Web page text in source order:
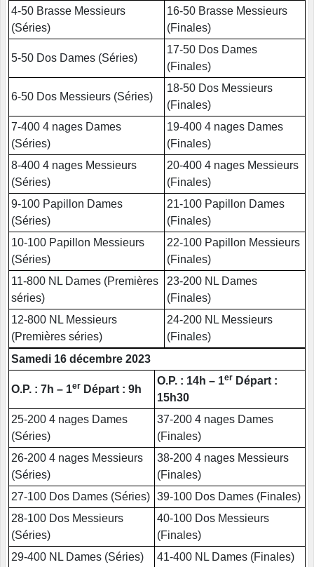
4-50 Brasse Messieurs
(Séries)
16-50 Brasse Messieurs
(Finales)
5-50 Dos Dames (Séries)
17-50 Dos Dames
(Finales)
6-50 Dos Messieurs (Séries)
18-50 Dos Messieurs
(Finales)
7-400 4 nages Dames
(Séries)
19-400 4 nages Dames
(Finales)
8-400 4 nages Messieurs
(Séries)
20-400 4 nages Messieurs
(Finales)
9-100 Papillon Dames
(Séries)
21-100 Papillon Dames
(Finales)
10-100 Papillon Messieurs
(Séries)
22-100 Papillon Messieurs
(Finales)
11-800 NL Dames (Premières
séries)
23-200 NL Dames
(Finales)
12-800 NL Messieurs
(Premières séries)
24-200 NL Messieurs
(Finales)
Samedi 16 décembre 2023
O.P. : 7h – 1er Départ : 9h
O.P. : 14h – 1er Départ :
15h30
25-200 4 nages Dames
(Séries)
37-200 4 nages Dames
(Finales)
26-200 4 nages Messieurs
(Séries)
38-200 4 nages Messieurs
(Finales)
27-100 Dos Dames (Séries) 39-100 Dos Dames (Finales)
28-100 Dos Messieurs
(Séries)
40-100 Dos Messieurs
(Finales)
29-400 NL Dames (Séries)
41-400 NL Dames (Finales)